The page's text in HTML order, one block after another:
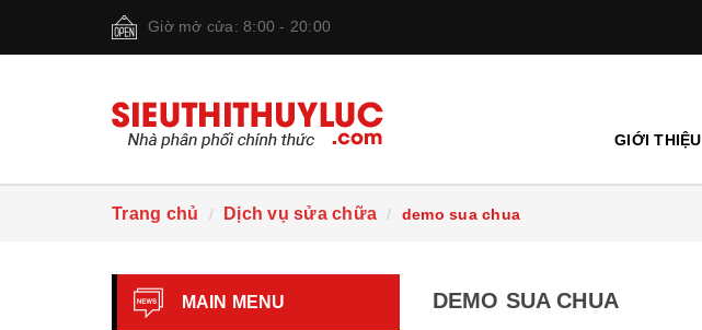
Giờ mở cửa: 8:00 - 20:00
GIỚI THIỆU
Trang chủ Dịch vụ sửa chữa demo sua chua
DEMO SUA CHUA
MAIN MENU